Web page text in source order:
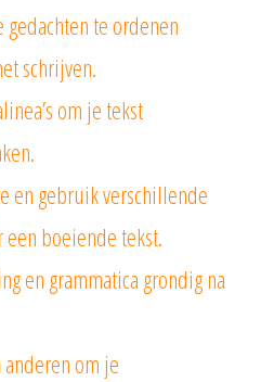
te ordenen
schrijven.
om je tekst
en gebruik verschillende
een boeiende tekst.
en grammatica grondig na
anderen om je